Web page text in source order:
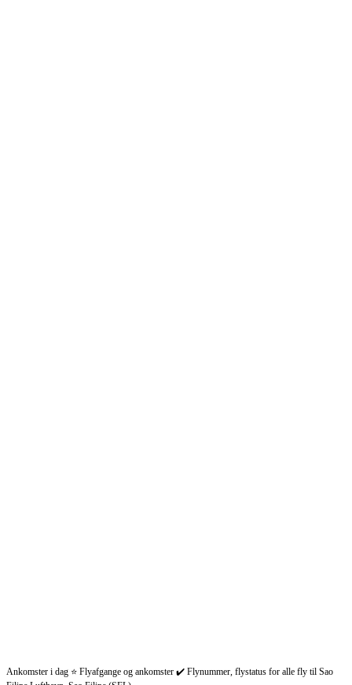
Ankomster i dag ⭐ Flyafgange og ankomster ✔️ Flynummer, flystatus for alle fly til Sao